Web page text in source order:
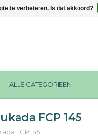
ALLE CATEGORIEËN
FCP 145
FCP 145
te verbeteren. Is dat akkoord?